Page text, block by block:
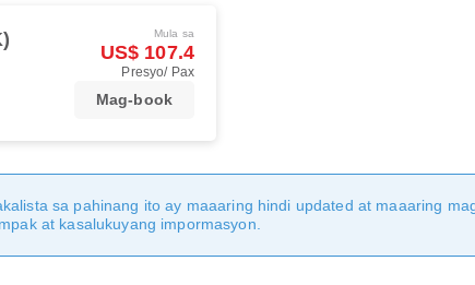
Mula sa
US$ 107.4
Presyo/ Pax
Mag-book
sa pahinang ito ay maaaring hindi updated at maaaring
at kasalukuyang impormasyon.